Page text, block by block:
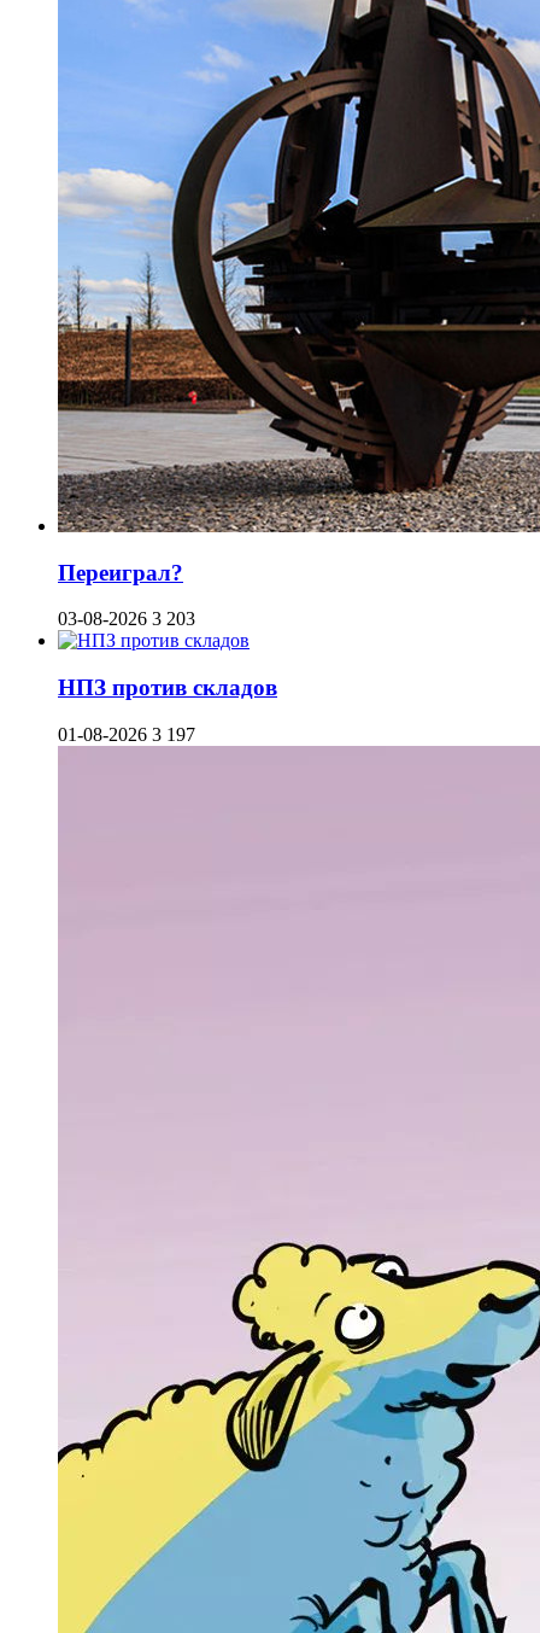
Переиграл?
03-08-2026 3 203
НПЗ против складов
01-08-2026 3 197